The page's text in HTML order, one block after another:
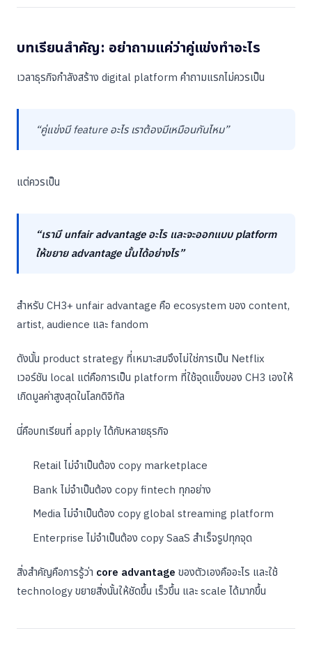
บทเรียนสำคัญ: อย่าถามแค่ว่าคู่แข่งทำอะไร
เวลาธุรกิจกำลังสร้าง digital platform คำถามแรกไม่ควรเป็น
“คู่แข่งมี feature อะไร เราต้องมีเหมือนกันไหม”
แต่ควรเป็น
“เรามี unfair advantage อะไร และจะออกแบบ platform
ให้ขยาย advantage นั้นได้อย่างไร”
สำหรับ CH3+ unfair advantage คือ ecosystem ของ content,
artist, audience และ fandom
ดังนั้น product strategy ที่เหมาะสมจึงไม่ใช่การเป็น Netflix
เวอร์ชัน local แต่คือการเป็น platform ที่ใช้จุดแข็งของ CH3 เองให้
เกิดมูลค่าสูงสุดในโลกดิจิทัล
นี่คือบทเรียนที่ apply ได้กับหลายธุรกิจ
Retail ไม่จำเป็นต้อง copy marketplace
Bank ไม่จำเป็นต้อง copy fintech ทุกอย่าง
Media ไม่จำเป็นต้อง copy global streaming platform
Enterprise ไม่จำเป็นต้อง copy SaaS สำเร็จรูปทุกจุด
สิ่งสำคัญคือการรู้ว่า core advantage ของตัวเองคืออะไร และใช้
technology ขยายสิ่งนั้นให้ชัดขึ้น เร็วขึ้น และ scale ได้มากขึ้น